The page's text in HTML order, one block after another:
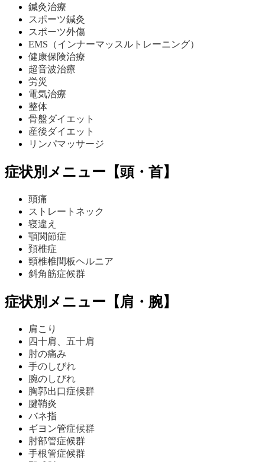
鍼灸治療
スポーツ鍼灸
スポーツ外傷
EMS（インナーマッスルトレーニング）
健康保険治療
超音波治療
労災
電気治療
整体
骨盤ダイエット
産後ダイエット
リンパマッサージ
症状別メニュー【頭・首】
頭痛
ストレートネック
寝違え
顎関節症
頚椎症
頸椎椎間板ヘルニア
斜角筋症候群
症状別メニュー【肩・腕】
肩こり
四十肩、五十肩
肘の痛み
手のしびれ
腕のしびれ
胸郭出口症候群
腱鞘炎
バネ指
ギヨン管症候群
肘部管症候群
手根管症候群